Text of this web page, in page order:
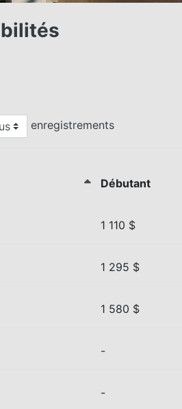
enregistrements
Débutant
1 110 $
1 295 $
1 580 $
-
-